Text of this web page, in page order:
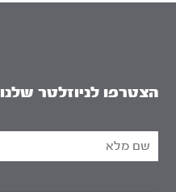
הצטרפו לניוזלטר שלנו